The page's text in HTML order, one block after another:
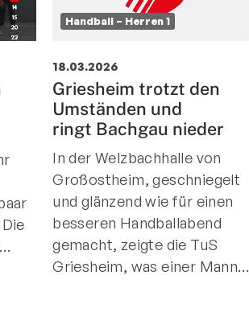
der
Handball – Herren 1
18.03.2026
Griesheim trotzt den
Umständen und
ringt Bachgau nieder
In der Welzbachhalle von
Großostheim, geschniegelt
und glänzend wie für einen
besseren Handballabend
gemacht, zeigte die TuS
Griesheim, was einer Mann…